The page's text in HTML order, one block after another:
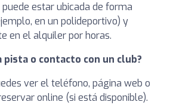
estar ubicada de forma
en un polideportivo) y
en el alquiler por horas.
pista o contacto con un club?
ver el teléfono, página web o
online (si está disponible).